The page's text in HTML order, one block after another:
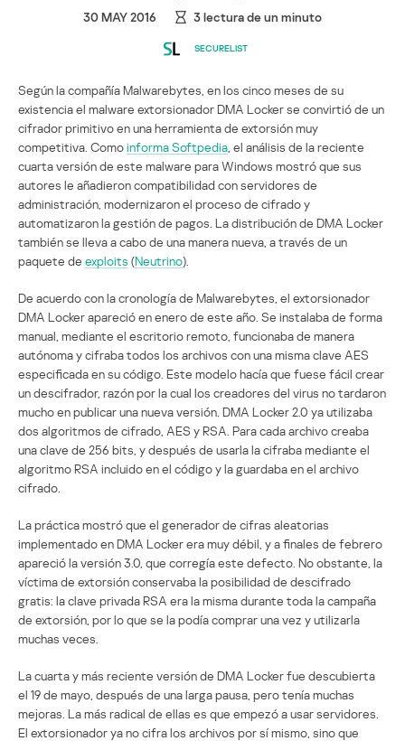
30 MAY 2016 3lectura de un minuto
SECURELIST
Según la compañía Malwarebytes, en los cinco meses de su
existencia el malware extorsionador DMA Locker se convirtió de un
cifrador primitivo en una herramienta de extorsión muy
competitiva. Comoinforma Softpedia , el análisis de la reciente
cuarta versión de este malware para Windows mostró que sus
autores le añadieron compatibilidad con servidores de
administración, modernizaron el proceso de cifrado y
automatizaron la gestión de pagos. La distribución de DMA Locker
también se lleva a cabo de una manera nueva, a través de un
paquete de exploits (Neutrino).
De acuerdo con la cronología de Malwarebytes, el extorsionador
DMA Locker apareció en enero de este año. Se instalaba de forma
manual, mediante el escritorio remoto, funcionaba de manera
autónoma y cifraba todos los archivos con una misma clave AES
especificada en su código. Este modelo hacía que fuese fácil crear
un descifrador, razón por la cual los creadores del virus no tardaron
mucho en publicar una nueva versión. DMA Locker 2.0 ya utilizaba
dos algoritmos de cifrado, AES y RSA. Para cada archivo creaba
una clave de 256 bits, y después de usarla la cifraba mediante el
algoritmo RSA incluido en el código y la guardaba en el archivo
cifrado.
La práctica mostró que el generador de cifras aleatorias
implementado en DMA Locker era muy débil, y a finales de febrero
apareció la versión 3.0, que corregía este defecto. No obstante, la
víctima de extorsión conservaba la posibilidad de descifrado
gratis: la clave privada RSA era la misma durante toda la campaña
de extorsión, por lo que se la podía comprar una vez y utilizarla
muchas veces.
La cuarta y más reciente versión de DMA Locker fue descubierta
el 19 de mayo, después de una larga pausa, pero tenía muchas
mejoras. La más radical de ellas es que empezó a usar servidores.
El extorsionador ya no cifra los archivos por sí mismo, sino que